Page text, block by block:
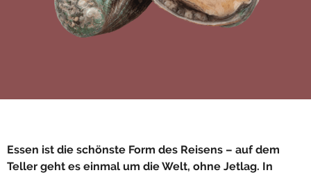
Essen ist die schönste Form des Reisens – auf dem
Teller geht es einmal um die Welt, ohne Jetlag. In